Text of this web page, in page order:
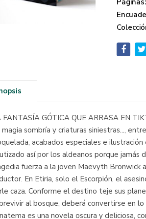
Páginas:
FANTASÍA GÓTICA QUE ARRASA EN
sombría y criaturas siniestras...,
acabados especiales e
así por los aldeanos porque jamás
fuerza a la joven Maevyth Bronwick
En Etiria, solo el Escorpión, el
caza. Conforme el destino teje sus
al bosque, deberá convertirse en
es una novela oscura y deliciosa,